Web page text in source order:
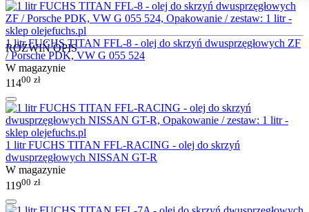
ROZWIŃ OPIS
1 litr FUCHS TITAN FFL-8 - olej do skrzyń dwusprzęgłowych ZF
/ Porsche PDK, VW G 055 524
W magazynie
11400 zł
1 litr FUCHS TITAN FFL-RACING - olej do skrzyń
dwusprzęgłowych NISSAN GT-R
W magazynie
11900 zł